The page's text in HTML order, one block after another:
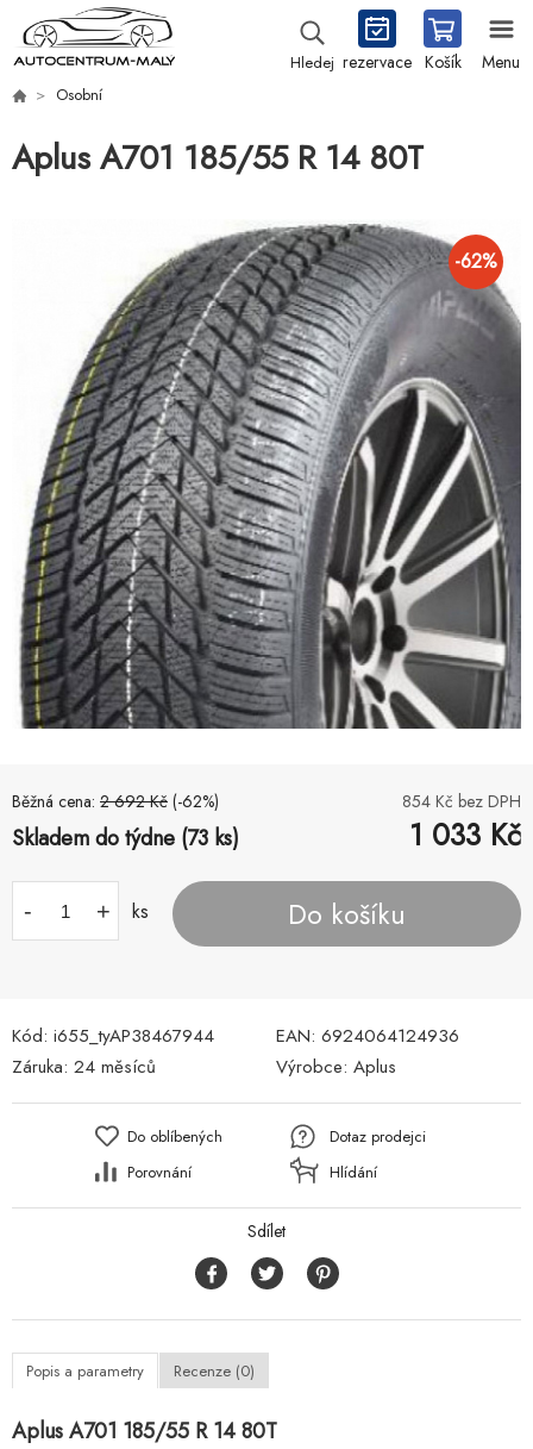
Hledej rezervace Košík Menu
Osobní
Aplus A701 185/55 R 14 80T
-62%
Běžná cena: 2 692 Kč (-62%) 854 Kč bez DPH
Skladem do týdne (73 ks) 1 033 Kč
- + ks Do košíku
Kód: i655_tyAP38467944 EAN: 6924064124936
Záruka: 24 měsíců Výrobce: Aplus
Do oblíbených
Porovnání
Dotaz prodejci
Hlídání
Sdílet
Popis a parametry Recenze (0)
Aplus A701 185/55 R 14 80T